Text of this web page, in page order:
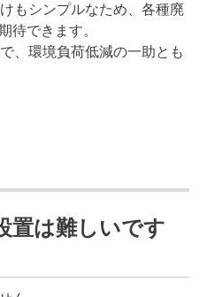
もシンプルなため、各種廃
待できます。
、環境負荷低減の一助とも
置は難しいです